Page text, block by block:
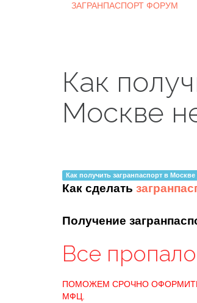
ЗАГРАНПАСПОРТ ФОРУМ
Как
Москве
Как получить загранпаспорт в
Как сделать
Получение
Все
ПОМОЖЕМ СРОЧНО
МФЦ.